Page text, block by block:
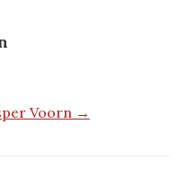
Voorn →